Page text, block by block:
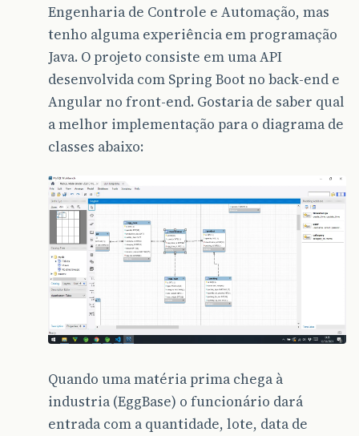
Engenharia de Controle e Automação, mas
tenho alguma experiência em programação
Java. O projeto consiste em uma API
desenvolvida com Spring Boot no back-end e
Angular no front-end. Gostaria de saber qual
a melhor implementação para o diagrama de
classes abaixo:
Quando uma matéria prima chega à
industria (EggBase) o funcionário dará
entrada com a quantidade, lote, data de